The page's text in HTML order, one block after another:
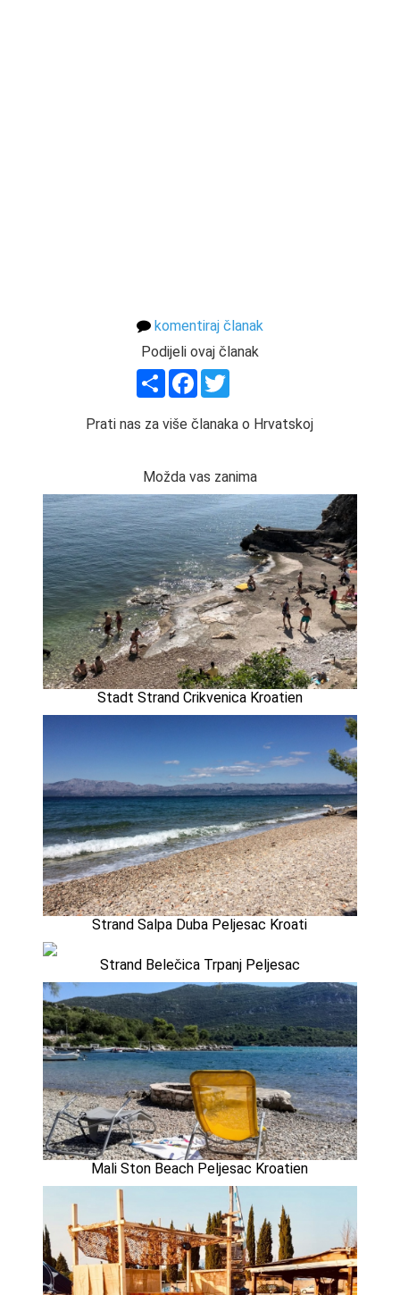
komentiraj članak
Podijeli ovaj članak
ShareFacebook
Prati nas za više članaka o Hrvatskoj
Možda vas zanima
Stadt Strand Crikvenica Kroatien
Strand Salpa Duba Peljesac Kroati
Strand Belečica Trpanj Peljesac
Mali Ston Beach Peljesac Kroatien